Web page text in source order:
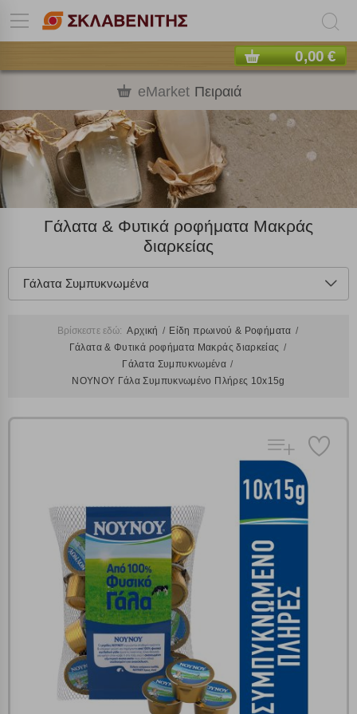
0,00 €
eMarket Πειραιά
Γάλατα & Φυτικά ροφήματα Μακράς
διαρκείας
Γάλατα Συμπυκνωμένα
Βρίσκεστε εδώ: Αρχική
Είδη πρωινού & Ροφήματα
Γάλατα & Φυτικά ροφήματα Μακράς διαρκείας
Γάλατα Συμπυκνωμένα
ΝΟΥΝΟΥ Γάλα Συμπυκνωμένο Πλήρες 10x15g